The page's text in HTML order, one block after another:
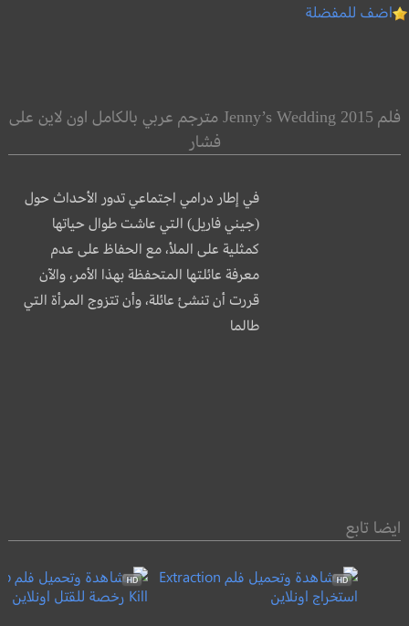
اضف للمفضلة
فلم Jenny’s Wedding 2015 مترجم عربي بالكامل اون لاين على
فشار
في إطار درامي اجتماعي تدور الأحداث حول
(جيني فاريل) التي عاشت طوال حياتها
كمثلية على الملأ، مع الحفاظ على عدم
معرفة عائلتها المتحفظة بهذا الأمر، والآن
قررت أن تنشئ عائلة، وأن تتزوج المرأة التي
طالما
ايضا تابع